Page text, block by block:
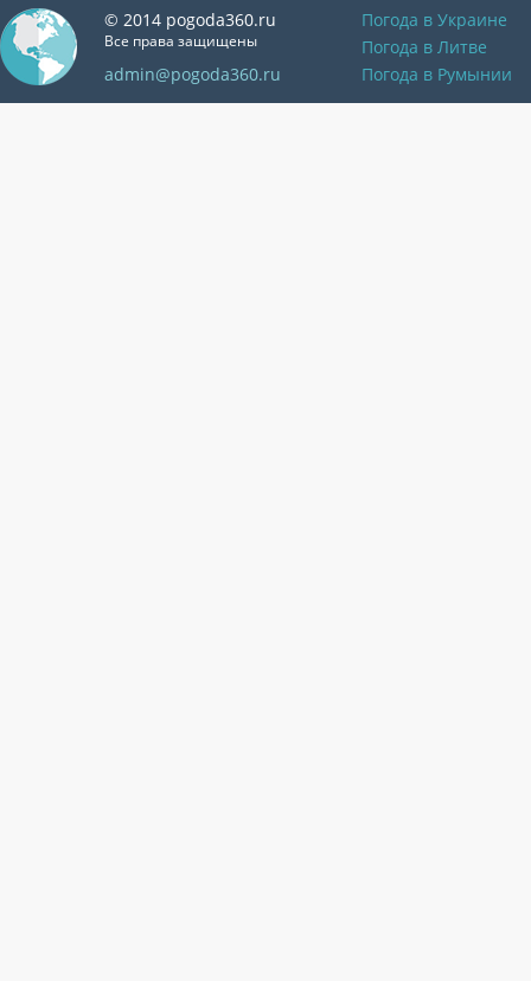
© 2014 pogoda360.ru
Все права защищены
admin@pogoda360.ru
Погода в Украине
Погода в Литве
Погода в Румынии